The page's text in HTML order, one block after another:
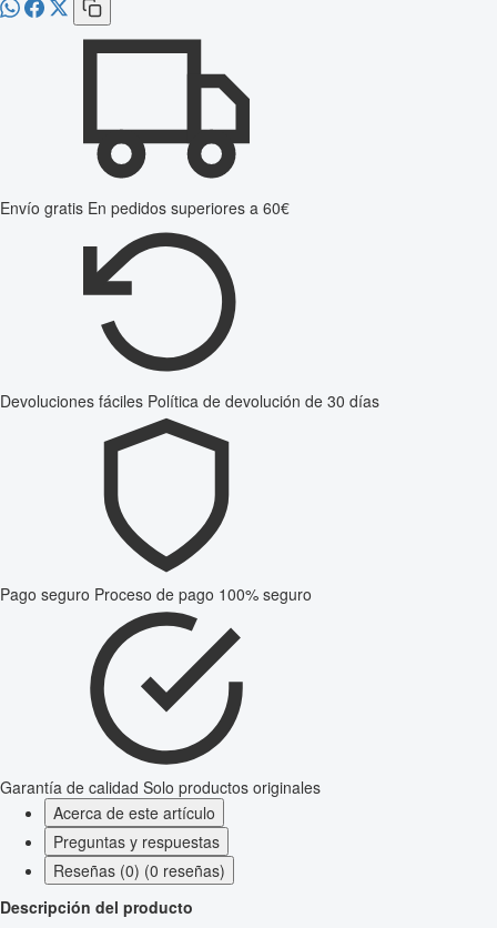
Envío gratis En pedidos superiores a 60€
Devoluciones fáciles Política de devolución de 30 días
Pago seguro Proceso de pago 100% seguro
Garantía de calidad Solo productos originales
Acerca de este artículo
Preguntas y respuestas
Reseñas (0) (0 reseñas)
Descripción del producto